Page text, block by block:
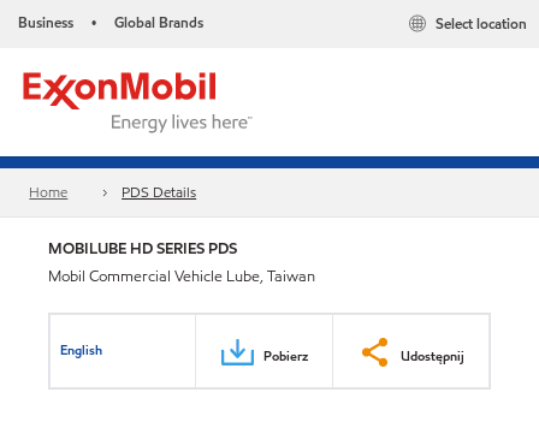
Business • Global Brands Select location
Home PDS Details
MOBILUBE HD SERIES PDS
Mobil Commercial Vehicle Lube, Taiwan
English Pobierz Udostępnij